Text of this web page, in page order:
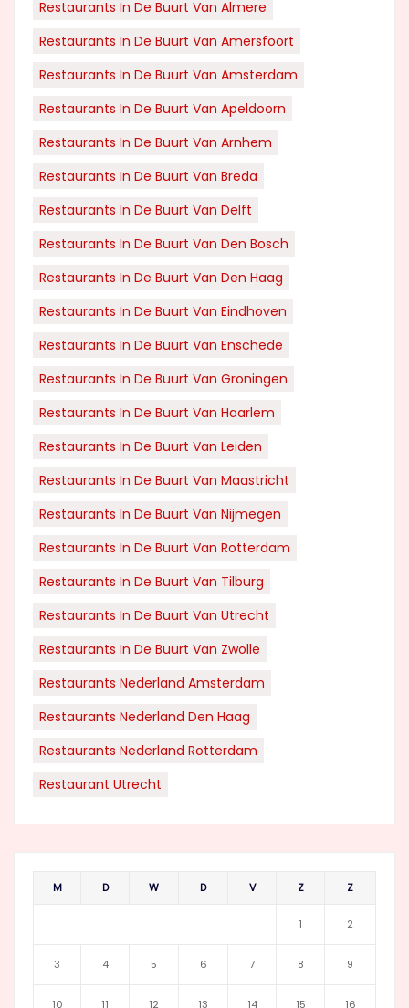
Restaurants In De Buurt Van Almere
Restaurants In De Buurt Van Amersfoort
Restaurants In De Buurt Van Amsterdam
Restaurants In De Buurt Van Apeldoorn
Restaurants In De Buurt Van Arnhem
Restaurants In De Buurt Van Breda
Restaurants In De Buurt Van Delft
Restaurants In De Buurt Van Den Bosch
Restaurants In De Buurt Van Den Haag
Restaurants In De Buurt Van Eindhoven
Restaurants In De Buurt Van Enschede
Restaurants In De Buurt Van Groningen
Restaurants In De Buurt Van Haarlem
Restaurants In De Buurt Van Leiden
Restaurants In De Buurt Van Maastricht
Restaurants In De Buurt Van Nijmegen
Restaurants In De Buurt Van Rotterdam
Restaurants In De Buurt Van Tilburg
Restaurants In De Buurt Van Utrecht
Restaurants In De Buurt Van Zwolle
Restaurants Nederland Amsterdam
Restaurants Nederland Den Haag
Restaurants Nederland Rotterdam
Restaurant Utrecht
M D W D V Z Z
1 2
3 4 5 6 7 8 9
10 11 12 13 14 15 16